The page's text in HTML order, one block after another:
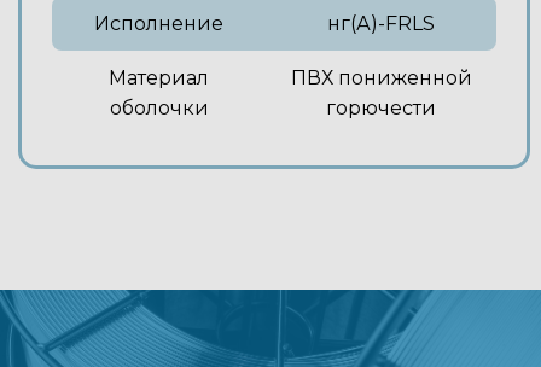
Исполнение нг(А)-FRLS
Материал
оболочки
ПВХ пониженной
горючести